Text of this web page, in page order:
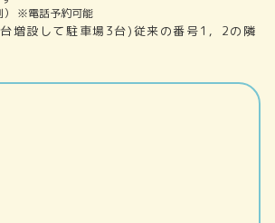
） ※電話予約可能
増設して駐車場3台)従来の番号1，2の隣